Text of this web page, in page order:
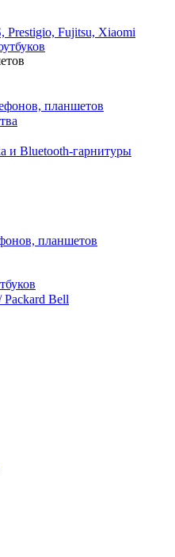
Prestigio, Fujitsu, Xiaomi
планшетов
и Bluetooth-гарнитуры
планшетов
Packard Bell